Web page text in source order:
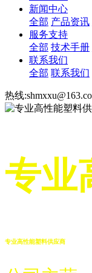
新闻中心
全部 产品资讯
服务支持
全部 技术手册
联系我们
全部 联系我们
热线
专业
专业高性能塑料供应商